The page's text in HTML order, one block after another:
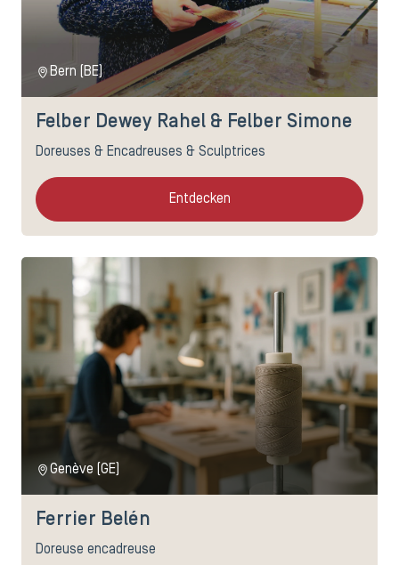
Bern (BE)
Felber Dewey Rahel & Felber Simone
Doreuses & Encadreuses & Sculptrices
Entdecken
Genève (GE)
Ferrier Belén
Doreuse encadreuse